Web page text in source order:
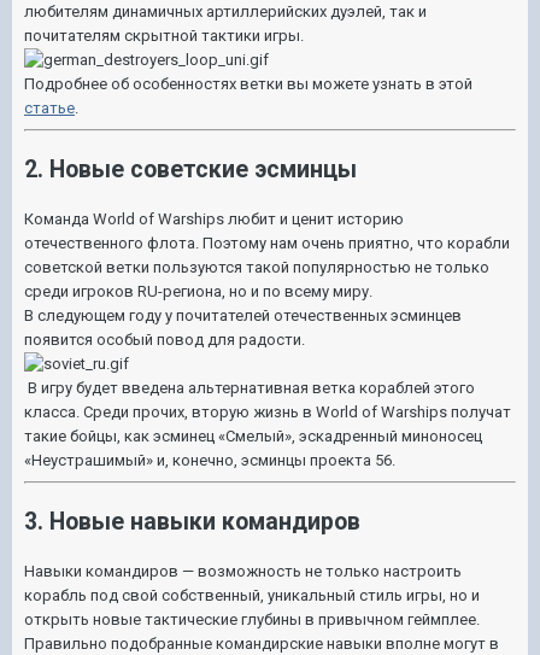
любителям динамичных артиллерийских дуэлей, так и
почитателям скрытной тактики игры.
Подробнее об особенностях ветки вы можете узнать в этой
статье.
2. Новые советские эсминцы
Команда World of Warships любит и ценит историю
отечественного флота. Поэтому нам очень приятно, что корабли
советской ветки пользуются такой популярностью не только
среди игроков RU-региона, но и по всему миру.
В следующем году у почитателей отечественных эсминцев
появится особый повод для радости.
В игру будет введена альтернативная ветка кораблей этого
класса. Среди прочих, вторую жизнь в World of Warships получат
такие бойцы, как эсминец «Смелый», эскадренный миноносец
«Неустрашимый» и, конечно, эсминцы проекта 56.
3. Новые навыки командиров
Навыки командиров — возможность не только настроить
корабль под свой собственный, уникальный стиль игры, но и
открыть новые тактические глубины в привычном геймплее.
Правильно подобранные командирские навыки вполне могут в